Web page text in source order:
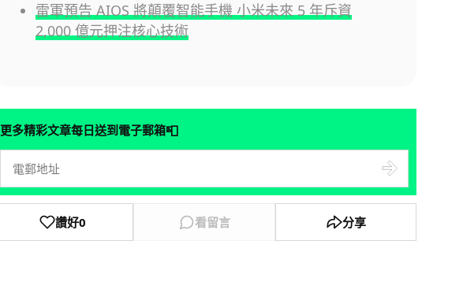
雷軍預告 AIOS 將顛覆智能手機 小米未來 5 年斥資
2,000 億元押注核心技術
更多精彩文章每日送到電子郵箱📮
讚好0 看留言 分享